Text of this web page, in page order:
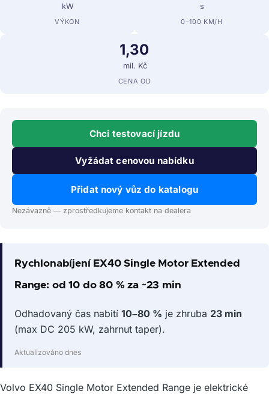
kW
VÝKON
s
0–100 KM/H
1,30
mil. Kč
CENA OD
Chci testovací jízdu
Vyžádat cenovou nabídku
Přidat nový vůz do katalogu
Nezávazně — zprostředkujeme kontakt na dealera
Rychlonabíjení EX40 Single Motor Extended
Range: od 10 do 80 % za ~23 min
Odhadovaný čas nabití 10–80 % je zhruba 23 min
(max DC 205 kW, zahrnut taper).
Aktualizováno dnes
Volvo EX40 Single Motor Extended Range je elektrické